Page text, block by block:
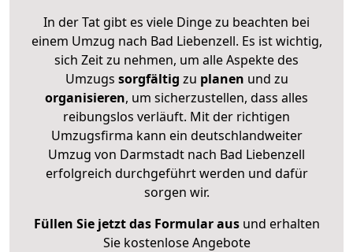
In der Tat gibt es viele Dinge zu beachten bei
einem Umzug nach Bad Liebenzell. Es ist wichtig,
sich Zeit zu nehmen, um alle Aspekte des
Umzugs sorgfältig zu planen und zu
organisieren, um sicherzustellen, dass alles
reibungslos verläuft. Mit der richtigen
Umzugsfirma kann ein deutschlandweiter
Umzug von Darmstadt nach Bad Liebenzell
erfolgreich durchgeführt werden und dafür
sorgen wir.
Füllen Sie jetzt das Formular ausund erhalten
Sie kostenlose Angebote